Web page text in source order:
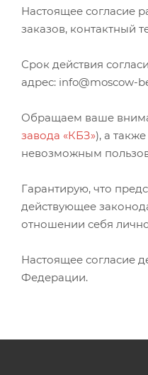
Настоящее согласие
заказов, контактный
Срок действия
адрес: info@moscow-
Обращаем ваше
завода «КБЗ»), а
невозможным
Гарантирую, что
действующее
отношении себя
Настоящее согласие
Федерации.